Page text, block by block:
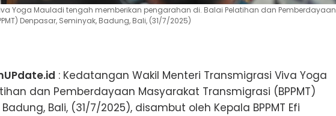
Yoga Mauladi tengah memberikan pengarahan di. Balai Pelatihan dan Pemberdayaan
Denpasar, Seminyak, Badung, Bali, (31/7/2025)
: Kedatangan Wakil Menteri Transmigrasi Viva Yoga
dan Pemberdayaan Masyarakat Transmigrasi (BPPMT)
Bali, (31/7/2025), disambut oleh Kepala BPPMT Efi